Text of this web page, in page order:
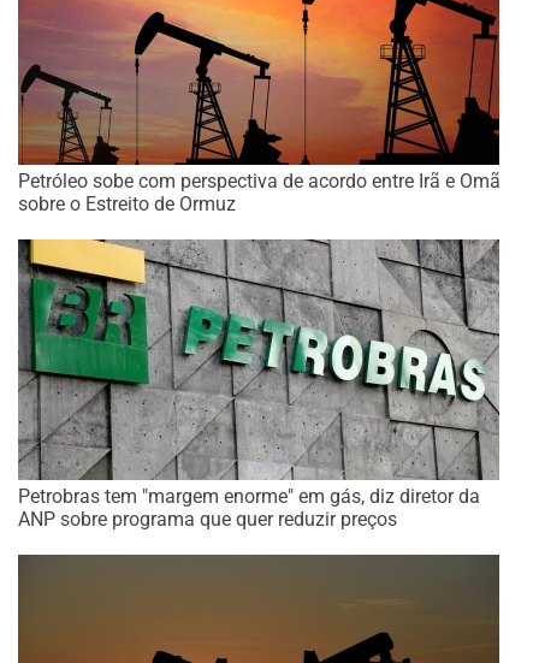
Petróleo sobe com perspectiva de acordo entre Irã e Omã
sobre o Estreito de Ormuz
Petrobras tem "margem enorme" em gás, diz diretor da
ANP sobre programa que quer reduzir preços